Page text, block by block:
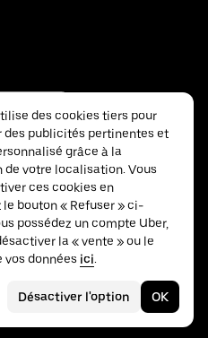
des cookies tiers pour
des publicités pertinentes et
grâce à la
votre localisation. Vous
ces cookies en
bouton « Refuser » ci-
possédez un compte Uber,
la « vente » ou le
vos données ici.
Désactiver l'option OK